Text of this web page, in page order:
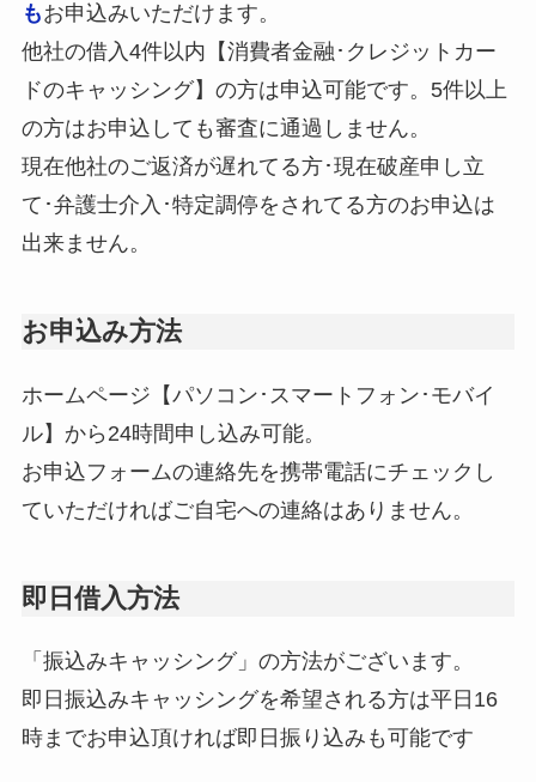
もお申込みいただけます。
他社の借入4件以内【消費者金融･クレジットカー
ドのキャッシング】の方は申込可能です。5件以上
の方はお申込しても審査に通過しません。
現在他社のご返済が遅れてる方･現在破産申し立
て･弁護士介入･特定調停をされてる方のお申込は
出来ません。
お申込み方法
ホームページ【パソコン･スマートフォン･モバイ
ル】から24時間申し込み可能。
お申込フォームの連絡先を携帯電話にチェックし
ていただければご自宅への連絡はありません。
即日借入方法
「振込みキャッシング」の方法がございます。
即日振込みキャッシングを希望される方は平日16
時までお申込頂ければ即日振り込みも可能です